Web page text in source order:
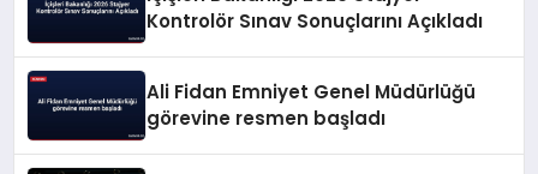
Kontrolör Sınav Sonuçlarını Açıkladı
Ali Fidan Emniyet Genel Müdürlüğü
görevine resmen başladı